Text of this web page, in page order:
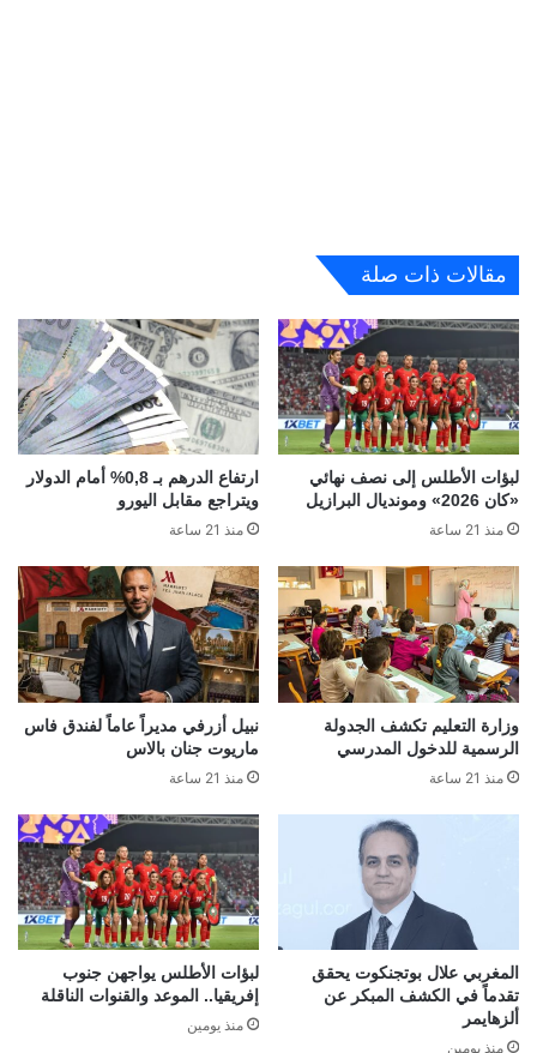
مقالات ذات صلة
لبؤات الأطلس إلى نصف نهائي
«كان 2026» ومونديال البرازيل
منذ 21 ساعة
ارتفاع الدرهم بـ 0,8% أمام الدولار
ويتراجع مقابل اليورو
منذ 21 ساعة
وزارة التعليم تكشف الجدولة
الرسمية للدخول المدرسي
منذ 21 ساعة
نبيل أزرفي مديراً عاماً لفندق فاس
ماريوت جنان بالاس
منذ 21 ساعة
المغربي علال بوتجنكوت يحقق
تقدماً في الكشف المبكر عن
ألزهايمر
منذ يومين
لبؤات الأطلس يواجهن جنوب
إفريقيا.. الموعد والقنوات الناقلة
منذ يومين